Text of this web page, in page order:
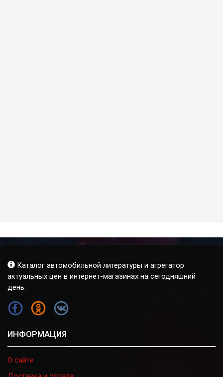
Каталог автомобильной литературы и агрегатор
актуальных цен в интернет-магазинах на сегодняшний
день.
FB OK VK
ИНФОРМАЦИЯ
О сайте